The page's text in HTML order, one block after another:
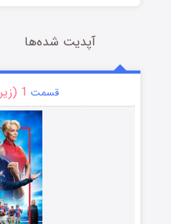
آپدیت شده‌ها
قسمت 1 (زیرنویس)